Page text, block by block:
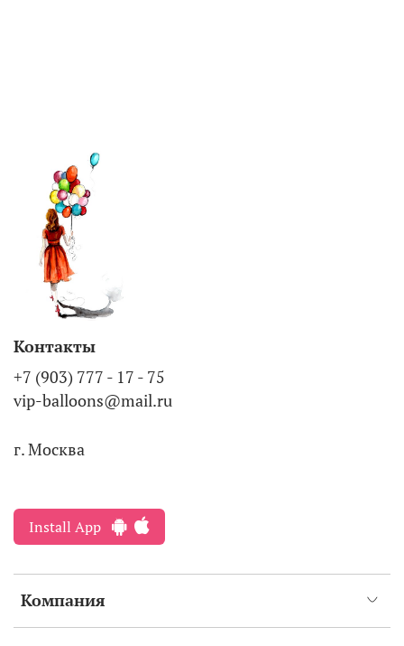
Компания
Контакты
+7 (903) 777 - 17 - 75
vip-balloons@mail.ru
г. Москва
Install App